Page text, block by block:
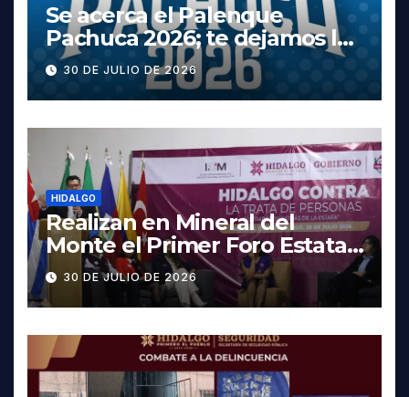
Se acerca el Palenque
Pachuca 2026; te dejamos la
cartelera completa, las
fechas y los precios
30 DE JULIO DE 2026
HIDALGO
Realizan en Mineral del
Monte el Primer Foro Estatal
contra la Trata de Personas
30 DE JULIO DE 2026